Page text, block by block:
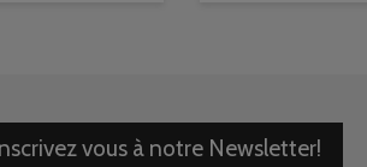
vous à notre Newsletter!